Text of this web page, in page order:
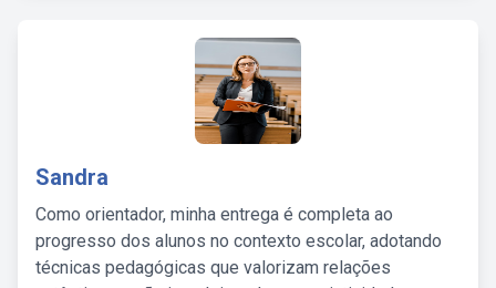
Sandra
Como orientador, minha entrega é completa ao
progresso dos alunos no contexto escolar, adotando
técnicas pedagógicas que valorizam relações